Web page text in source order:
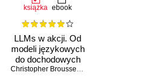
,Daniel Slater
książka ebook
LLMs w akcji. Od
modeli językowych
do dochodowych
produktów
Christopher Brousseau